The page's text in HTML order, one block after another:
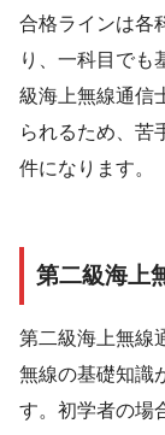
合格ラインは各
り、一科目でも
級海上無線通信
られるため、苦
件になります。
第二級海上
第二級海上無線
無線の基礎知識
す。初学者の場